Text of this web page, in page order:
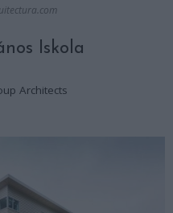
Iskola
Architects